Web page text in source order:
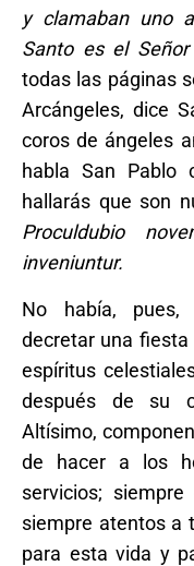
y clamaban uno
Santo es el
todas las páginas
Arcángeles, dice
coros de ángeles
habla San Pablo
hallarás que son
Proculdubio
inveniuntur.
No había, pues,
decretar una
espíritus
después de su
Altísimo,
de hacer a los
servicios;
siempre atentos a
para esta vida y